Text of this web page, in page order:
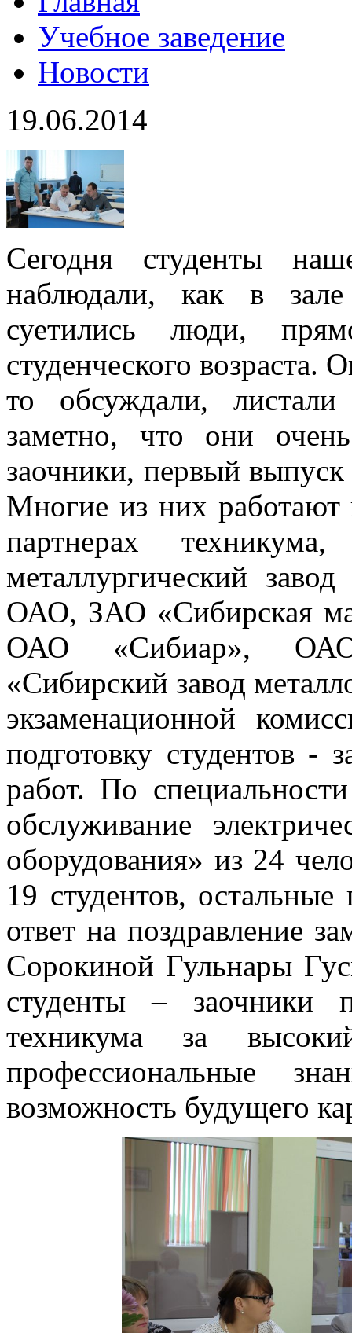
Учебное заведение
Новости
19.06.2014
Сегодня студенты
наблюдали, как в зале
суетились люди,
студенческого возраста.
то обсуждали,
заметно, что они
заочники, первый выпуск
Многие из них работают
партнерах
металлургический
ОАО, ЗАО «Сибирская
ОАО «Сибиар», ОАО
«Сибирский завод
экзаменационной
подготовку студентов -
работ. По
обслуживание
оборудования» из 24
19 студентов,
ответ на поздравление
Сорокиной Гульнары
студенты – заочники
техникума за
профессиональные
возможность будущего